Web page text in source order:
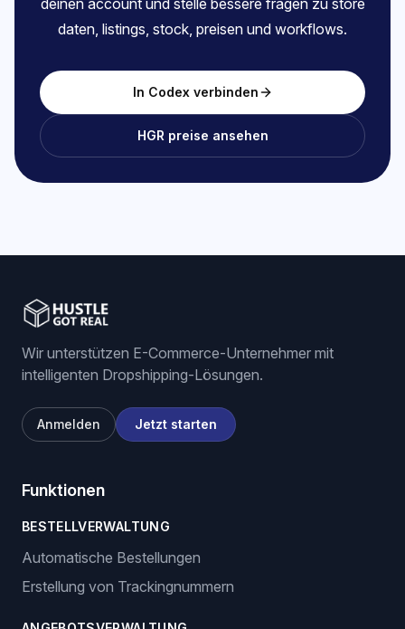
deinen account und stelle bessere fragen zu store
daten, listings, stock, preisen und workflows.
In Codex verbinden
HGR preise ansehen
Wir unterstützen E-Commerce-Unternehmer mit
intelligenten Dropshipping-Lösungen.
Anmelden Jetzt starten
Funktionen
BESTELLVERWALTUNG
Automatische Bestellungen
Erstellung von Trackingnummern